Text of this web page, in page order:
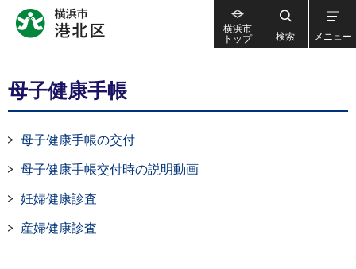
横浜市
トップ
検索 メニュー
母子健康手帳
母子健康手帳の交付
母子健康手帳交付時の説明動画
妊婦健康診査
産婦健康診査